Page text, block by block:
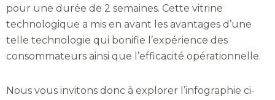
pour une durée de 2 semaines. Cette vitrine
technologique a mis en avant les avantages d’une
telle technologie qui bonifie l’expérience des
consommateurs ainsi que l’efficacité opérationnelle.
Nous vous invitons donc à explorer l’infographie ci-